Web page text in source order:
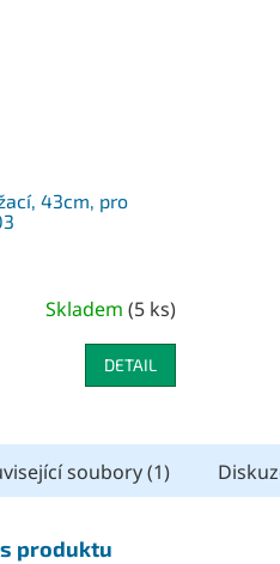
43cm, pro
Skladem (5 ks)
DETAIL
soubory (1)
produktu